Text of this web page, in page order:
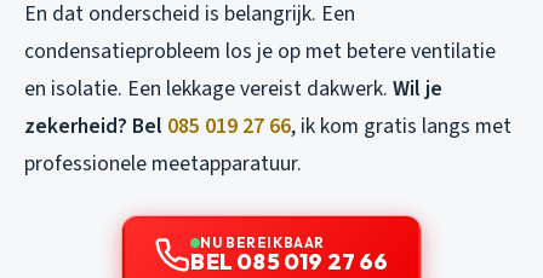
En dat onderscheid is belangrijk. Een
condensatieprobleem los je op met betere ventilatie
en isolatie. Een lekkage vereist dakwerk. Wil je
zekerheid? Bel 085 019 27 66, ik kom gratis langs met
professionele meetapparatuur.
NU BEREIKBAAR
BEL 085 019 27 66